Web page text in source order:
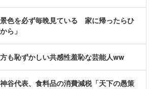
色を必ず毎晩見ている 家に帰ったらひ
ら」
方も恥ずかしい共感性羞恥な芸能人ww
谷代表、食料品の消費減税「天下の愚策